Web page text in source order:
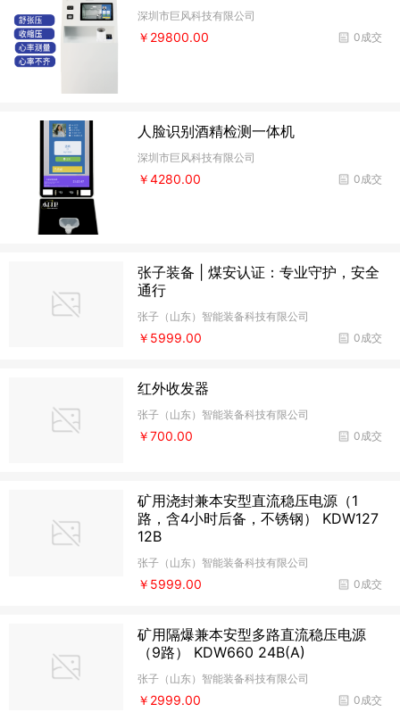
深圳市巨风科技有限公司
0成交
￥29800.00
人脸识别酒精检测一体机
深圳市巨风科技有限公司
0成交
￥4280.00
张子装备 | 煤安认证：专业守护，安全
通行
张子（山东）智能装备科技有限公司
0成交
￥5999.00
红外收发器
张子（山东）智能装备科技有限公司
0成交
￥700.00
矿用浇封兼本安型直流稳压电源（1
路，含4小时后备，不锈钢） KDW127
12B
张子（山东）智能装备科技有限公司
0成交
￥5999.00
矿用隔爆兼本安型多路直流稳压电源
（9路） KDW660 24B(A)
张子（山东）智能装备科技有限公司
0成交
￥2999.00